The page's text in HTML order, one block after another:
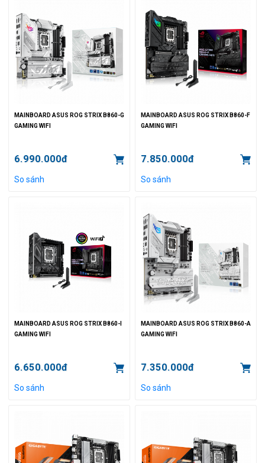
MAINBOARD ASUS ROG STRIX B860-G
GAMING WIFI
6.990.000đ
So sánh
MAINBOARD ASUS ROG STRIX B860-F
GAMING WIFI
7.850.000đ
So sánh
MAINBOARD ASUS ROG STRIX B860-I
GAMING WIFI
6.650.000đ
So sánh
MAINBOARD ASUS ROG STRIX B860-A
GAMING WIFI
7.350.000đ
So sánh